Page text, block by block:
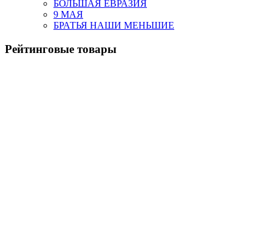
БОЛЬШАЯ ЕВРАЗИЯ
9 МАЯ
БРАТЬЯ НАШИ МЕНЬШИЕ
Рейтинговые товары